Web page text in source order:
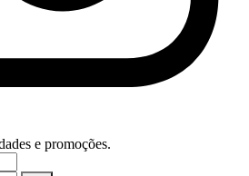
e promoções.